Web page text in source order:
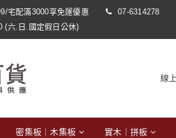
宅配滿3000享免運優惠
07-6314278
(六.日.國定假日公休)
線
密集板｜木集板 實木｜拼板